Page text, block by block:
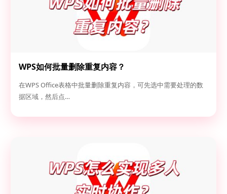
WPS如何批量删除重复内容？
在WPS Office表格中批量删除重复内容，可先选中需要处理的数
据区域，然后点…